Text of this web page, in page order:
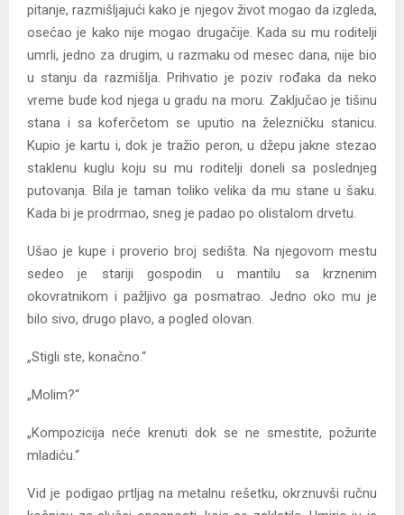
pitanje, razmišljajući kako je njegov život mogao da izgleda,
osećao je kako nije mogao drugačije. Kada su mu roditelji
umrli, jedno za drugim, u razmaku od mesec dana, nije bio
u stanju da razmišlja. Prihvatio je poziv rođaka da neko
vreme bude kod njega u gradu na moru. Zaključao je tišinu
stana i sa koferčetom se uputio na železničku stanicu.
Kupio je kartu i, dok je tražio peron, u džepu jakne stezao
staklenu kuglu koju su mu roditelji doneli sa poslednjeg
putovanja. Bila je taman toliko velika da mu stane u šaku.
Kada bi je prodrmao, sneg je padao po olistalom drvetu.
Ušao je kupe i proverio broj sedišta. Na njegovom mestu
sedeo je stariji gospodin u mantilu sa krznenim
okovratnikom i pažljivo ga posmatrao. Jedno oko mu je
bilo sivo, drugo plavo, a pogled olovan.
„Stigli ste, konačno.“
„Molim?“
„Kompozicija neće krenuti dok se ne smestite, požurite
mladiću.“
Vid je podigao prtljag na metalnu rešetku, okrznuvši ručnu